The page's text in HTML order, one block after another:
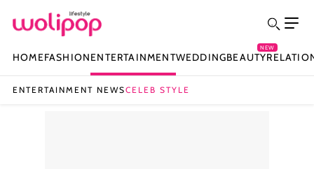
HOMEFASHIONENTERTAINMENTWEDDINGBEAUTY
NEW
ENTERTAINMENT NEWSCELEB STYLE